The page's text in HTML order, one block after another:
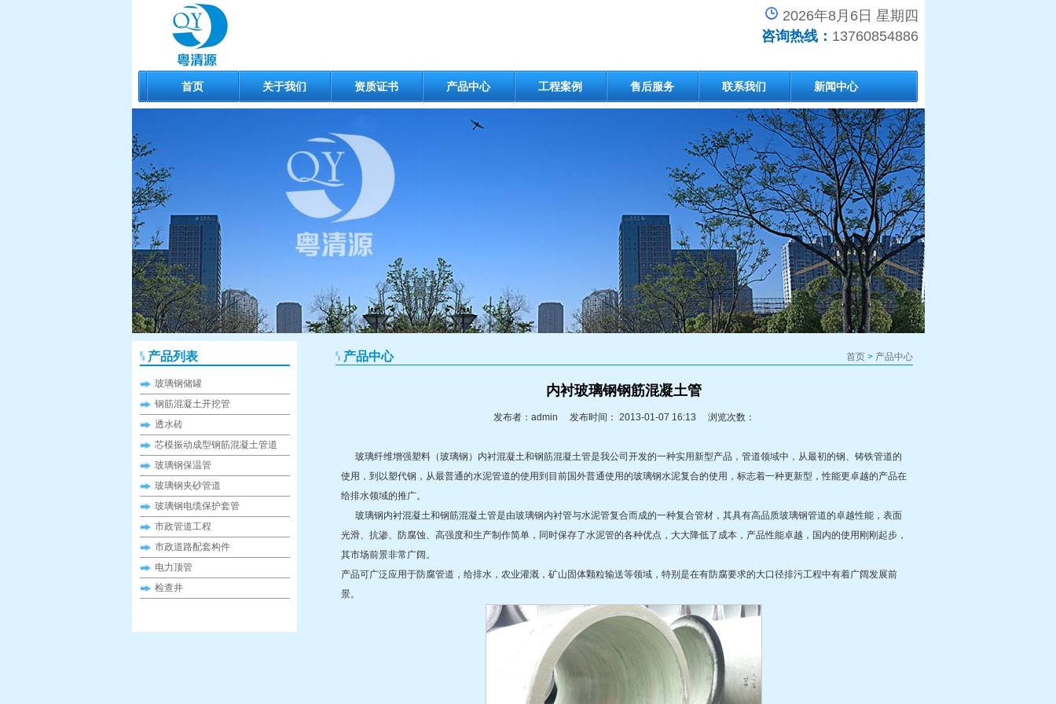
2026年8月6日 星期四
咨询热线： 13760854886
首页 关于我们 资质证书 产品中心 工程案例 售后服务 联系我们 新闻中心
产品列表
玻璃钢储罐
钢筋混凝土开挖管
透水砖
芯模振动成型钢筋混凝土管道
玻璃钢保温管
玻璃钢夹砂管道
玻璃钢电缆保护套管
市政管道工程
市政道路配套构件
电力顶管
检查井
产品中心 首页> 产品中心
内衬玻璃钢钢筋混凝土管
发布者：admin 发布时间： 2013-01-07 16:13 浏览次数：
玻璃纤维增强塑料（玻璃钢）内衬混凝土和钢筋混凝土管是我公司开发的一种实用新型产品，管道领域中，从最初的钢、铸铁管道的
使用，到以塑代钢，从最普通的水泥管道的使用到目前国外普通使用的玻璃钢水泥复合的使用，标志着一种更新型，性能更卓越的产品在
给排水领域的推广。
玻璃钢内衬混凝土和钢筋混凝土管是由玻璃钢内衬管与水泥管复合而成的一种复合管材，其具有高品质玻璃钢管道的卓越性能，表面
光滑、抗渗、防腐蚀、高强度和生产制作简单，同时保存了水泥管的各种优点，大大降低了成本，产品性能卓越，国内的使用刚刚起步，
其市场前景非常广阔。
产品可广泛应用于防腐管道，给排水，农业灌溉，矿山固体颗粒输送等领域，特别是在有防腐要求的大口径排污工程中有着广阔发展前
景。